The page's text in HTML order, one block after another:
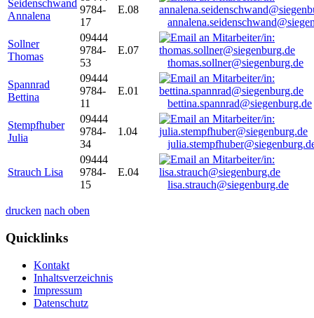
Seidenschwand
Annalena
9784-
17
E.08
Sollner
Thomas
09444
9784-
53
E.07
thomas.sollner@siegenburg.de
Spannrad
Bettina
09444
9784-
11
E.01
bettina.spannrad@siegenburg.de
Stempfhuber
Julia
09444
9784-
34
1.04
Strauch Lisa
09444
9784-
15
E.04
lisa.strauch@siegenburg.de
drucken nach oben
Quicklinks
Kontakt
Inhaltsverzeichnis
Impressum
Datenschutz